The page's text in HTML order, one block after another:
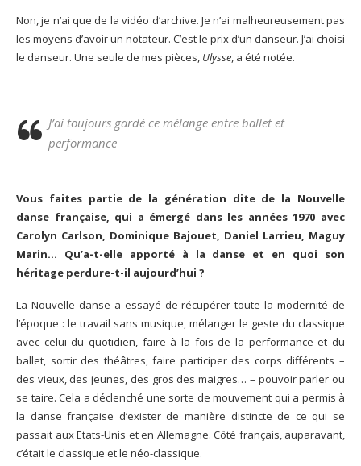
Non, je n’ai que de la vidéo d’archive. Je n’ai malheureusement pas
les moyens d’avoir un notateur. C’est le prix d’un danseur. J’ai choisi
le danseur. Une seule de mes pièces, Ulysse , a été notée.
J’ai toujours gardé ce mélange entre ballet et
performance
Vous faites partie de la génération dite de la Nouvelle
danse française, qui a émergé dans les années 1970 avec
Carolyn Carlson, Dominique Bajouet, Daniel Larrieu, Maguy
Marin… Qu’a-t-elle apporté à la danse et en quoi son
héritage perdure-t-il aujourd’hui ?
La Nouvelle danse a essayé de récupérer toute la modernité de
l’époque : le travail sans musique, mélanger le geste du classique
avec celui du quotidien, faire à la fois de la performance et du
ballet, sortir des théâtres, faire participer des corps différents –
des vieux, des jeunes, des gros des maigres… – pouvoir parler ou
se taire. Cela a déclenché une sorte de mouvement qui a permis à
la danse française d’exister de manière distincte de ce qui se
passait aux Etats-Unis et en Allemagne. Côté français, auparavant,
c’était le classique et le néo-classique.